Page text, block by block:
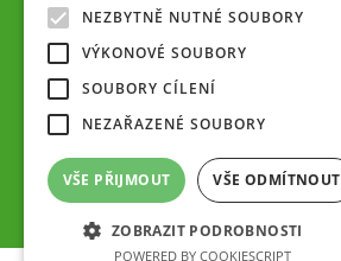
Jaroslav Muška
Dipl.-Ing. Radoslav Potůček
SEMPRA PRAHA a.s. (AG)
Aufsichtsrat der Gesellschaft
Dipl.-Ing. Josef Kosina
Mgr. Vladimír Samek
Mgr. Hana Vránová
NEZBYTNĚ NUTNÉ SOUBORY
VÝKONOVÉ SOUBORY
SOUBORY CÍLENÍ
NEZAŘAZENÉ SOUBORY
VŠE PŘIJMOUT VŠE ODMÍTNOUT
ZOBRAZIT PODROBNOSTI
POWERED BY COOKIESCRIPT